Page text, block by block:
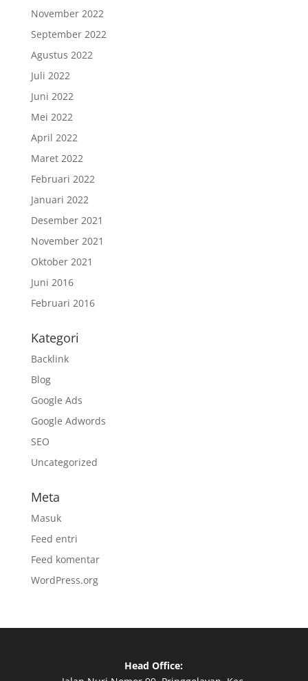
November 2022
September 2022
Agustus 2022
Juli 2022
Juni 2022
Mei 2022
April 2022
Maret 2022
Februari 2022
Januari 2022
Desember 2021
November 2021
Oktober 2021
Juni 2016
Februari 2016
Kategori
Backlink
Blog
Google Ads
Google Adwords
SEO
Uncategorized
Meta
Masuk
Feed entri
Feed komentar
WordPress.org
Head Office: